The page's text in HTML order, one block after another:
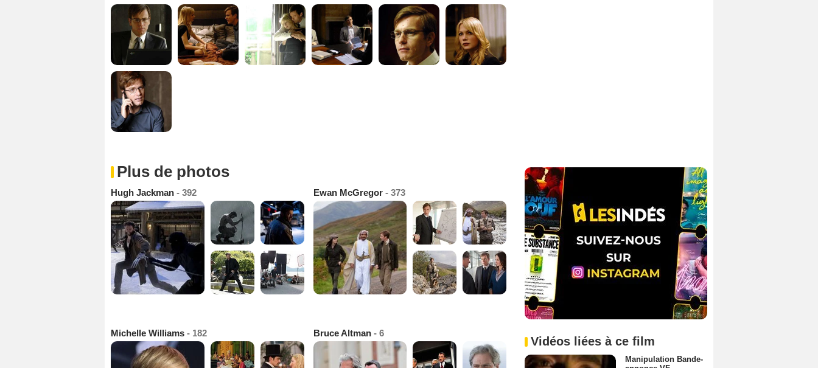
Plus de photos
Hugh Jackman - 392 Ewan McGregor - 373
Michelle Williams - 182 Bruce Altman - 6
Vidéos liées à ce film
Manipulation Bande-